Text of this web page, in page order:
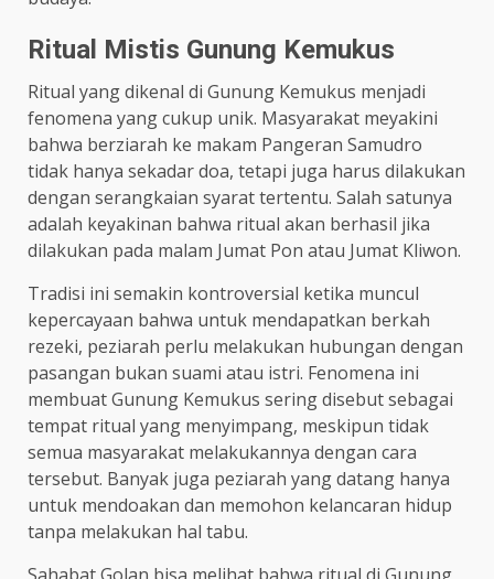
Ritual Mistis Gunung Kemukus
Ritual yang dikenal di Gunung Kemukus menjadi
fenomena yang cukup unik. Masyarakat meyakini
bahwa berziarah ke makam Pangeran Samudro
tidak hanya sekadar doa, tetapi juga harus dilakukan
dengan serangkaian syarat tertentu. Salah satunya
adalah keyakinan bahwa ritual akan berhasil jika
dilakukan pada malam Jumat Pon atau Jumat Kliwon.
Tradisi ini semakin kontroversial ketika muncul
kepercayaan bahwa untuk mendapatkan berkah
rezeki, peziarah perlu melakukan hubungan dengan
pasangan bukan suami atau istri. Fenomena ini
membuat Gunung Kemukus sering disebut sebagai
tempat ritual yang menyimpang, meskipun tidak
semua masyarakat melakukannya dengan cara
tersebut. Banyak juga peziarah yang datang hanya
untuk mendoakan dan memohon kelancaran hidup
tanpa melakukan hal tabu.